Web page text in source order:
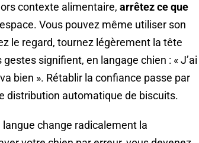
contexte alimentaire, arrêtez ce que
Vous pouvez même utiliser son
le regard, tournez légèrement la tête
signifient, en langage chien : « J’ai
bien ». Rétablir la confiance passe par
distribution automatique de biscuits.
change radicalement la